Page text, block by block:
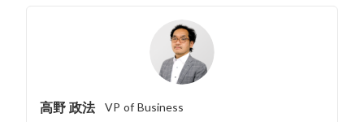
高野 政法
VP of Business